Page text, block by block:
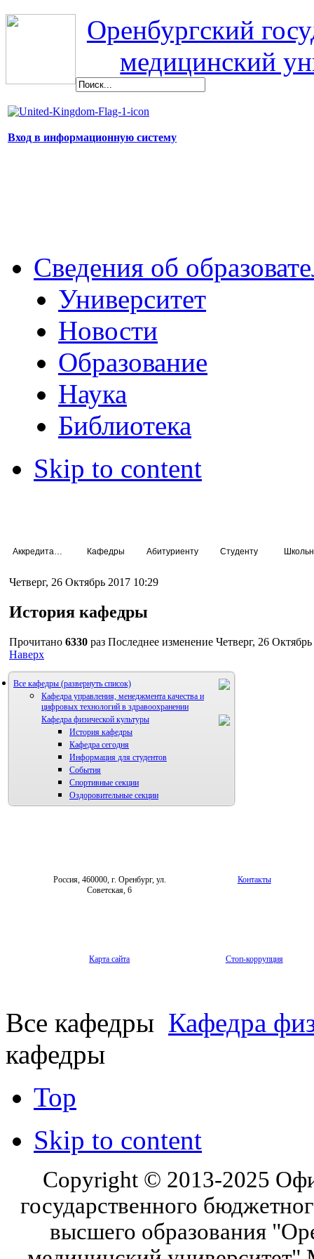
Оренбургский
медицинский
Вход в информационную систему
Сведения об
Университет
Новости
Образование
Наука
Библиотека
Skip to content
Кафедры Абитуриенту Студенту
Четверг, 26 Октябрь 2017 10:29
История кафедры
Прочитано 6330 раз Последнее изменение Четверг, 26
Наверх
Все кафедры
Кафедра управления, менеджмента качества и
цифровых технологий в здравоохранении
Кафедра физической культуры
История кафедры
Кафедра сегодня
Информация для студентов
События
Спортивные секции
Оздоровительные секции
Россия, 460000, г. Оренбург, ул.
Советская, 6
Контакты
Карта сайта Стоп-коррупция
Все кафедры Кафедра
кафедры
Top
Skip to content
Copyright © 2013-2025
государственного
высшего образования